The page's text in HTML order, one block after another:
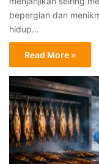
bepergian dan
hidup…
Read More »